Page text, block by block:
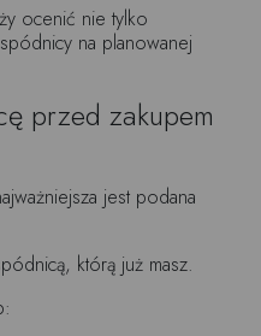
ocenić nie tylko
na planowanej
przed zakupem
jest podana
którą już masz.